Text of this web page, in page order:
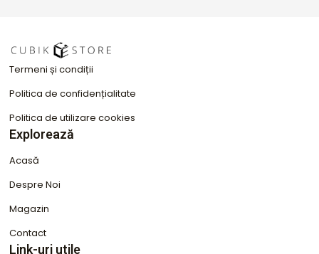
Termeni și condiții
Politica de confidențialitate
Politica de utilizare cookies
Explorează
Acasă
Despre Noi
Magazin
Contact
Link-uri utile